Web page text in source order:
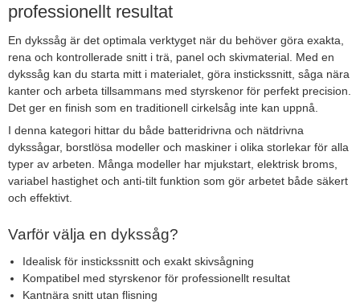
professionellt resultat
En dykssåg är det optimala verktyget när du behöver göra exakta,
rena och kontrollerade snitt i trä, panel och skivmaterial. Med en
dykssåg kan du starta mitt i materialet, göra instickssnitt, såga nära
kanter och arbeta tillsammans med styrskenor för perfekt precision.
Det ger en finish som en traditionell cirkelsåg inte kan uppnå.
I denna kategori hittar du både batteridrivna och nätdrivna
dykssågar, borstlösa modeller och maskiner i olika storlekar för alla
typer av arbeten. Många modeller har mjukstart, elektrisk broms,
variabel hastighet och anti-tilt funktion som gör arbetet både säkert
och effektivt.
Varför välja en dykssåg?
Idealisk för instickssnitt och exakt skivsågning
Kompatibel med styrskenor för professionellt resultat
Kantnära snitt utan flisning